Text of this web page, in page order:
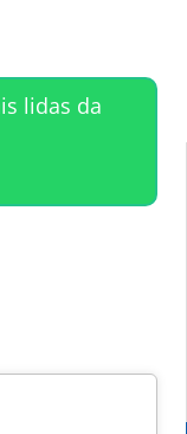
lidas da